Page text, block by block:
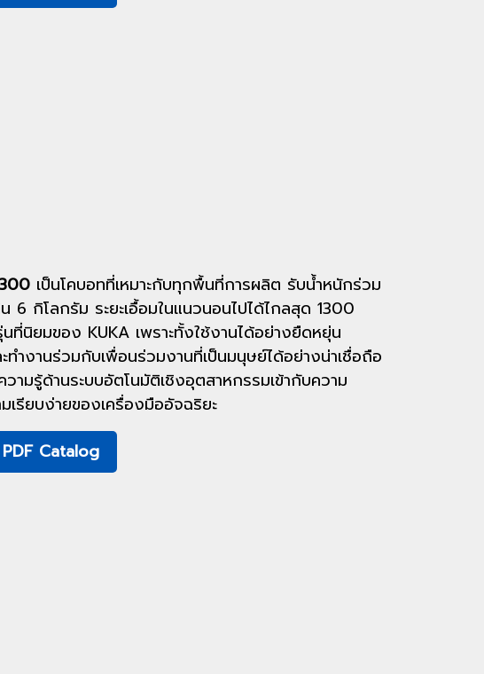
เป็นโคบอทที่เหมาะกับทุกพื้นที่การผลิต รับน้ำหนักร่วม
6 กิโลกรัม ระยะเอื้อมในแนวนอนไปได้ไกลสุด 1300
ที่นิยมของ KUKA เพราะทั้งใช้งานได้อย่างยืดหยุ่น
ทำงานร่วมกับเพื่อนร่วมงานที่เป็นมนุษย์ได้อย่างน่าเชื่อถือ
ามรู้ด้านระบบอัตโนมัติเชิงอุตสาหกรรมเข้ากับความ
เรียบง่ายของเครื่องมืออัจฉริยะ
Catalog